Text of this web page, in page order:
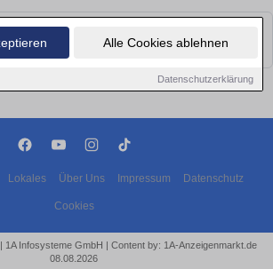
Alle Cookies ablehnen
Datenschutzerklärung
keine passenden Autos finden. Schauen Sie
Lokales Über Uns Impressum Datenschutz
Cookies
1A Infosysteme GmbH | Content by: 1A-Anzeigenmarkt.de
08.08.2026